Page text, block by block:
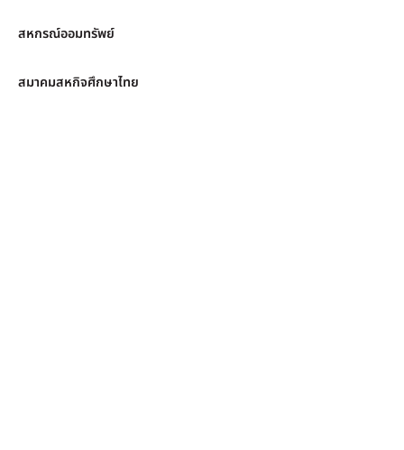
สหกรณ์ออมทรัพย์
สมาคมสหกิจศึกษาไทย